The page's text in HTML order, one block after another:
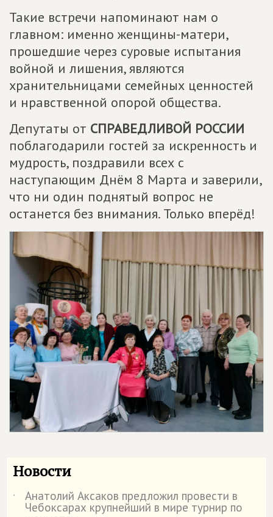
Такие встречи напоминают нам о
главном: именно женщины-матери,
прошедшие через суровые испытания
войной и лишения, являются
хранительницами семейных ценностей
и нравственной опорой общества.
Депутаты от СПРАВЕДЛИВОЙ РОССИИ
поблагодарили гостей за искренность и
мудрость, поздравили всех с
наступающим Днём 8 Марта и заверили,
что ни один поднятый вопрос не
останется без внимания. Только вперёд!
Новости
˙ Анатолий Аксаков предложил провести в
Чебоксарах крупнейший в мире турнир по